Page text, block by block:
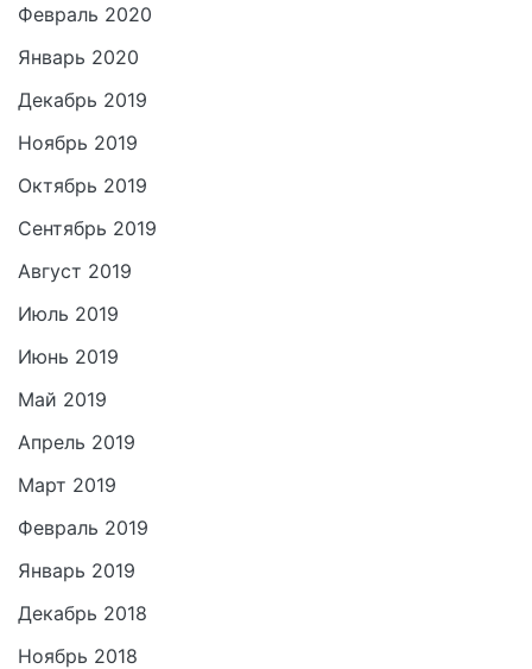
Февраль 2020
Январь 2020
Декабрь 2019
Ноябрь 2019
Октябрь 2019
Сентябрь 2019
Август 2019
Июль 2019
Июнь 2019
Май 2019
Апрель 2019
Март 2019
Февраль 2019
Январь 2019
Декабрь 2018
Ноябрь 2018